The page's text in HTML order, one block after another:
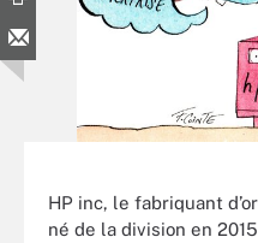
HP inc, le fabriquant
né de la division en